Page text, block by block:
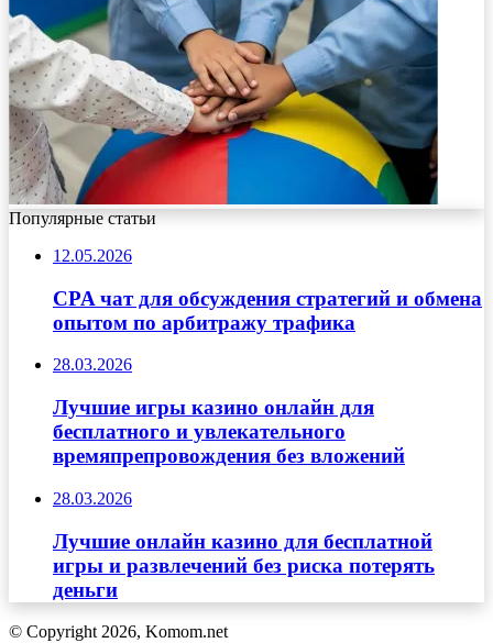
Популярные статьи
12.05.2026
CPA чат для обсуждения стратегий и обмена
опытом по арбитражу трафика
28.03.2026
Лучшие игры казино онлайн для
бесплатного и увлекательного
времяпрепровождения без вложений
28.03.2026
Лучшие онлайн казино для бесплатной
игры и развлечений без риска потерять
деньги
© Copyright 2026, Komom.net